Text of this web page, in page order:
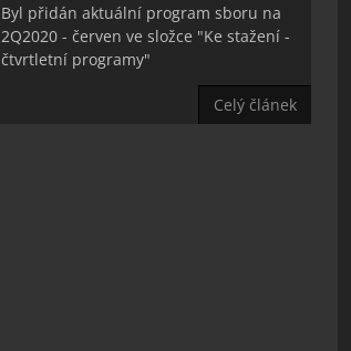
Byl přidán aktuální program sboru na
2Q2020 - červen ve složce "Ke stažení -
čtvrtletní programy"
Celý článek